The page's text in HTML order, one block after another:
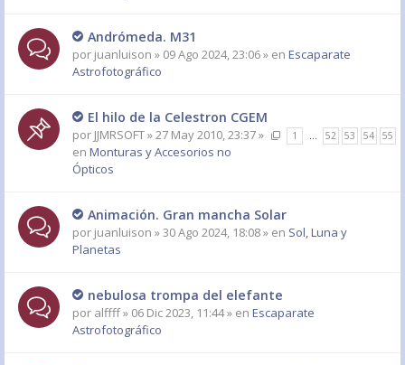
Andrómeda. M31
por juanluison » 09 Ago 2024, 23:06 » en Escaparate
Astrofotográfico
El hilo de la Celestron CGEM
1 52 53 54 55
por JJMRSOFT» 27 May 2010, 23:37 »
en Monturas y Accesorios no
Ópticos
Animación. Gran mancha Solar
por juanluison » 30 Ago 2024, 18:08 » en Sol, Luna y
Planetas
nebulosa trompa del elefante
por alffff» 06 Dic 2023, 11:44 » en Escaparate
Astrofotográfico